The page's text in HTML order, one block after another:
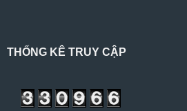
THỐNG KÊ TRUY CẬP